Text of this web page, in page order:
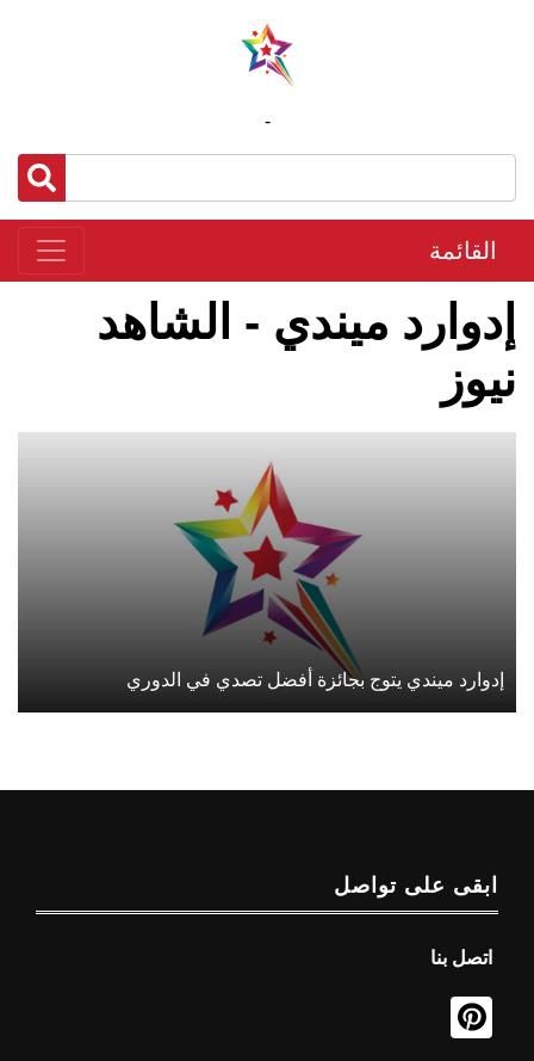
-
القائمة
إدوارد ميندي - الشاهد
نيوز
إدوارد ميندي يتوج بجائزة أفضل تصدي في الدوري
ابقى على تواصل
اتصل بنا